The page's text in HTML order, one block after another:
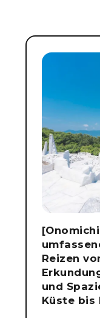
Reizen
und
Küste bis